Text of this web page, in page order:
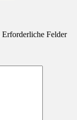
Erforderliche Felder